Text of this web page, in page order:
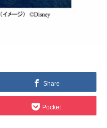
Share
Pocket